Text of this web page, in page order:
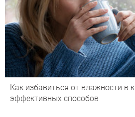
Как избавиться от влажности в
эффективных способов